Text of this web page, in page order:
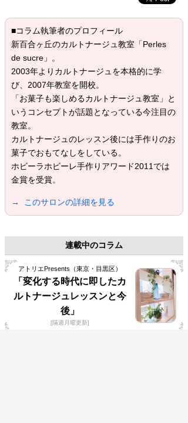
■コラム執筆者のプロフィール
新百合ヶ丘のカルトナージュ教室「Perles
de sucre」。
2003年よりカルトナージュを本格的に学
び、2007年教室を開校。
「お菓子も楽しめるカルトナージュ教室」と
いうコンセプトが話題となっている今注目の
教室。
カルトナージュのレッスン後には手作りのお
菓子でおもてなしをしている。
ホビーラホビーレ手作りアワード2011では
金賞を受賞。
→ このサロンの詳細を見る
連載中のコラム
アトリエPresents（東京・目黒区）
「変化する時代に即したカ
ルトナージュレッスンと今
後」
[隔週月曜更新]